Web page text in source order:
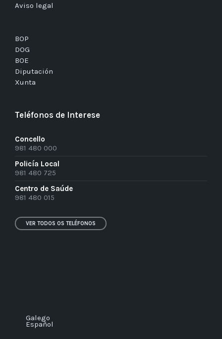
Aviso legal
BOP
DOG
BOE
Diputación
Xunta
Teléfonos de Interese
Concello
981 480 000
Policía Local
981 480 725
Centro de Saúde
981 480 015
VER TODOS OS TELÉFONOS
Galego
Español